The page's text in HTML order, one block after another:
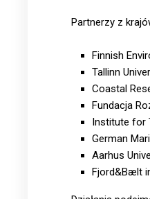
Partnerzy z
Finnish
Tallinn
Coastal
Fundacja
Institute for
German
Aarhus
Fjord&Bælt